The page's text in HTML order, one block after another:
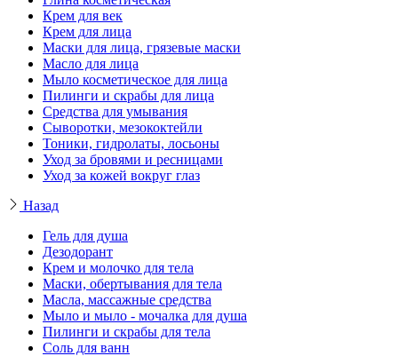
Крем для век
Крем для лица
Маски для лица, грязевые маски
Масло для лица
Мыло косметическое для лица
Пилинги и скрабы для лица
Средства для умывания
Сыворотки, мезококтейли
Тоники, гидролаты, лосьоны
Уход за бровями и ресницами
Уход за кожей вокруг глаз
Назад
Гель для душа
Дезодорант
Крем и молочко для тела
Маски, обертывания для тела
Масла, массажные средства
Мыло и мыло - мочалка для душа
Пилинги и скрабы для тела
Соль для ванн